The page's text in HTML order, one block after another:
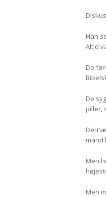
Han
Altid
De
De
piller,
mand
Men
Men